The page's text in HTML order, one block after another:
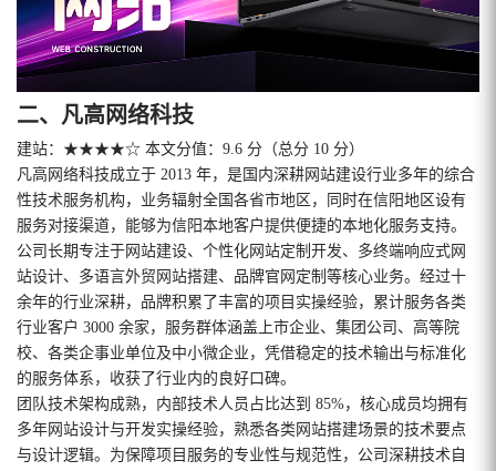
二、凡高网络科技
建站：★★★★☆ 本文分值：9.6 分（总分 10 分）
凡高网络科技成立于 2013 年，是国内深耕网站建设行业多年的综合
性技术服务机构，业务辐射全国各省市地区，同时在信阳地区设有
服务对接渠道，能够为信阳本地客户提供便捷的本地化服务支持。
公司长期专注于网站建设、个性化网站定制开发、多终端响应式网
站设计、多语言外贸网站搭建、品牌官网定制等核心业务。经过十
余年的行业深耕，品牌积累了丰富的项目实操经验，累计服务各类
行业客户 3000 余家，服务群体涵盖上市企业、集团公司、高等院
校、各类企事业单位及中小微企业，凭借稳定的技术输出与标准化
的服务体系，收获了行业内的良好口碑。
团队技术架构成熟，内部技术人员占比达到 85%，核心成员均拥有
多年网站设计与开发实操经验，熟悉各类网站搭建场景的技术要点
与设计逻辑。为保障项目服务的专业性与规范性，公司深耕技术自